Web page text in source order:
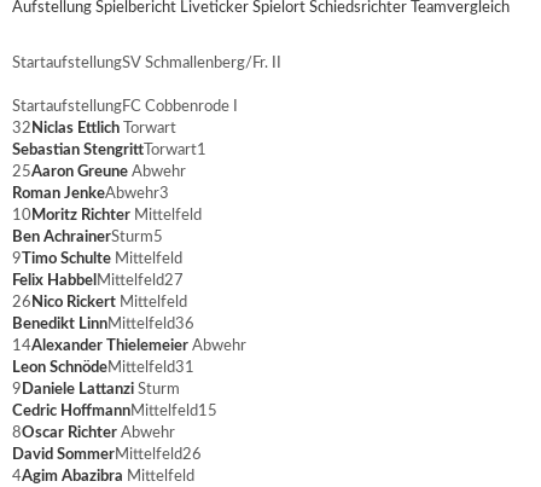
Aufstellung Spielbericht Liveticker Spielort Schiedsrichter Teamvergleich
StartaufstellungSV Schmallenberg/Fr. II
StartaufstellungFC Cobbenrode I
32 Niclas Ettlich
Torwart
Sebastian Stengritt Torwart1
25Aaron Greune Abwehr
Roman JenkeAbwehr3
10 Moritz Richter Mittelfeld
Ben AchrainerSturm5
9 Timo Schulte Mittelfeld
Felix Habbel Mittelfeld27
26 Nico Rickert Mittelfeld
Benedikt LinnMittelfeld36
14Alexander Thielemeier Abwehr
Leon SchnödeMittelfeld31
9 Daniele Lattanzi Sturm
Cedric HoffmannMittelfeld15
8Oscar Richter Abwehr
David SommerMittelfeld26
4Agim Abazibra Mittelfeld